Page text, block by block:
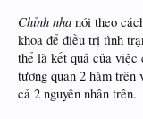
Chỉnh nha nói theo
khoa để điều trị tình
thể là kết quả của
tương quan 2 hàm trên
cả 2 nguyên nhân trên.